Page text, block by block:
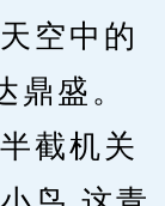
空中的
鼎盛。
截机关